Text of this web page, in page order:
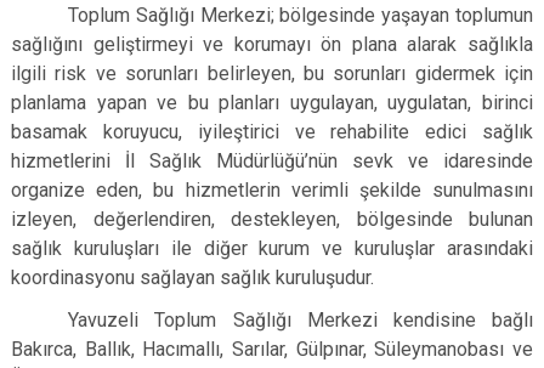
Şahinbey
Şehitkamil
Yavuzeli
Toplum Sağlığı Merkezi; bölgesinde yaşayan toplumun
sağlığını geliştirmeyi ve korumayı ön plana alarak sağlıkla
ilgili risk ve sorunları belirleyen, bu sorunları gidermek için
planlama yapan ve bu planları uygulayan, uygulatan, birinci
basamak koruyucu, iyileştirici ve rehabilite edici sağlık
hizmetlerini İl Sağlık Müdürlüğü’nün sevk ve idaresinde
organize eden, bu hizmetlerin verimli şekilde sunulmasını
izleyen, değerlendiren, destekleyen, bölgesinde bulunan
sağlık kuruluşları ile diğer kurum ve kuruluşlar arasındaki
koordinasyonu sağlayan sağlık kuruluşudur.
Yavuzeli Toplum Sağlığı Merkezi kendisine bağlı
Bakırca, Ballık, Hacımallı, Sarılar, Gülpınar, Süleymanobası ve